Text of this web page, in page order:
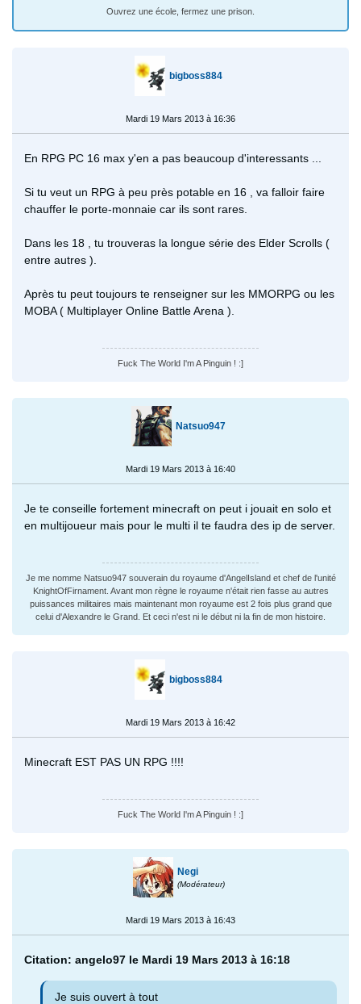
Ouvrez une école, fermez une prison.
bigboss884
Mardi 19 Mars 2013 à 16:36
En RPG PC 16 max y'en a pas beaucoup d'interessants ...
Si tu veut un RPG à peu près potable en 16 , va falloir faire
chauffer le porte-monnaie car ils sont rares.
Dans les 18 , tu trouveras la longue série des Elder Scrolls (
entre autres ).
Après tu peut toujours te renseigner sur les MMORPG ou les
MOBA ( Multiplayer Online Battle Arena ).
Fuck The World I'm A Pinguin ! :]
Natsuo947
Mardi 19 Mars 2013 à 16:40
Je te conseille fortement minecraft on peut i jouait en solo et
en multijoueur mais pour le multi il te faudra des ip de server.
Je me nomme Natsuo947 souverain du royaume d'AngelIsland et chef de l'unité
KnightOfFirnament. Avant mon règne le royaume n'était rien fasse au autres
puissances militaires mais maintenant mon royaume est 2 fois plus grand que
celui d'Alexandre le Grand. Et ceci n'est ni le début ni la fin de mon histoire.
bigboss884
Mardi 19 Mars 2013 à 16:42
Minecraft EST PAS UN RPG !!!!
Fuck The World I'm A Pinguin ! :]
Negi
(Modérateur)
Mardi 19 Mars 2013 à 16:43
Citation: angelo97 le Mardi 19 Mars 2013 à 16:18
Je suis ouvert à tout